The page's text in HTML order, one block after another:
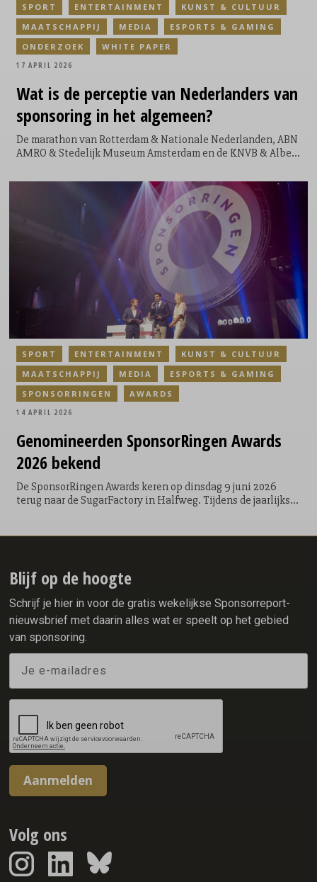
Wat is de perceptie van Nederlanders van
sponsoring in het algemeen?
De marathon van Rotterdam & Nationale Nederlanden, ABN
AMRO & Stedelijk Museum Amsterdam en de KNVB & Albert
effectief is sponsoring nou precies in verhouding tot andere
marketinginstrumenten? Binnen welk domein is
sponsoring het meest effectief? En wat voor effect heeft
sponsoring überhaupt op de Nederlander?
SPORT ENTERTAINMENT
KUNST & CULTUUR
MAATSCHAPPIJ
MEDIA
ESPORTS & GAMING
ONDERZOEK
WHITE PAPER
17 APRIL 2026
Genomineerden SponsorRingen Awards
2026 bekend
De SponsorRingen Awards keren op dinsdag 9 juni 2026
terug naar de SugarFactory in Halfweg. Tijdens de jaarlijkse
het Jaar.
SPORT ENTERTAINMENT
KUNST & CULTUUR
MAATSCHAPPIJ
MEDIA
ESPORTS & GAMING
SPONSORRINGEN
AWARDS
14 APRIL 2026
Blijf op de hoogte
Schrijf je hier in voor de gratis wekelijkse Sponsorreport-
nieuwsbrief met daarin alles wat er speelt op het gebied
van sponsoring.
Aanmelden
Volg ons